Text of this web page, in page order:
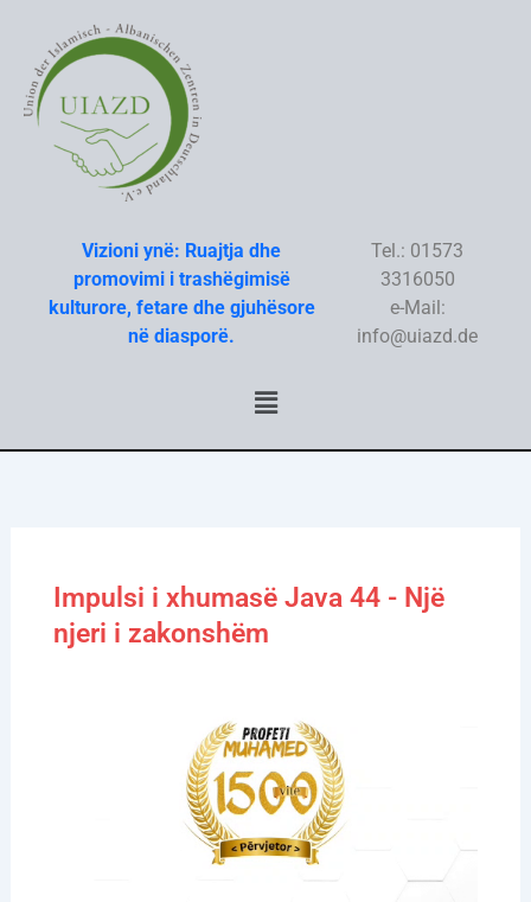
content
Vizioni ynë: Ruajtja dhe
promovimi i trashëgimisë
kulturore, fetare dhe gjuhësore
në diasporë.
Tel.: 01573
3316050
e-Mail:
info@uiazd.de
Menu
Impulsi i xhumasë Java 44 - Një
njeri i zakonshëm